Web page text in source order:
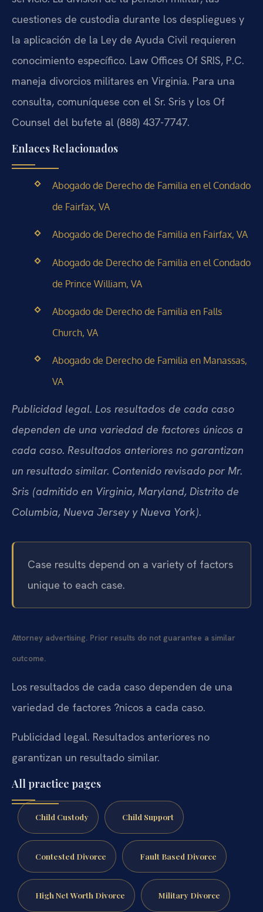
cuestiones de custodia durante los despliegues y
la aplicación de la Ley de Ayuda Civil requieren
conocimiento específico. Law Offices Of SRIS, P.C.
maneja divorcios militares en Virginia. Para una
consulta, comuníquese con el Sr. Sris y los Of
Counsel del bufete al (888) 437-7747.
Enlaces Relacionados
Abogado de Derecho de Familia en el Condado
de Fairfax, VA
Abogado de Derecho de Familia en Fairfax, VA
Abogado de Derecho de Familia en el Condado
de Prince William, VA
Abogado de Derecho de Familia en Falls
Church, VA
Abogado de Derecho de Familia en Manassas,
VA
Publicidad legal. Los resultados de cada caso
dependen de una variedad de factores únicos a
cada caso. Resultados anteriores no garantizan
un resultado similar. Contenido revisado por Mr.
Sris (admitido en Virginia, Maryland, Distrito de
Columbia, Nueva Jersey y Nueva York).
Case results depend on a variety of factors
unique to each case.
Attorney advertising. Prior results do not guarantee a similar
outcome.
Los resultados de cada caso dependen de una
variedad de factores ?nicos a cada caso.
Publicidad legal. Resultados anteriores no
garantizan un resultado similar.
All practice pages
Child Custody Child Support
Contested Divorce Fault Based Divorce
High Net Worth Divorce Military Divorce